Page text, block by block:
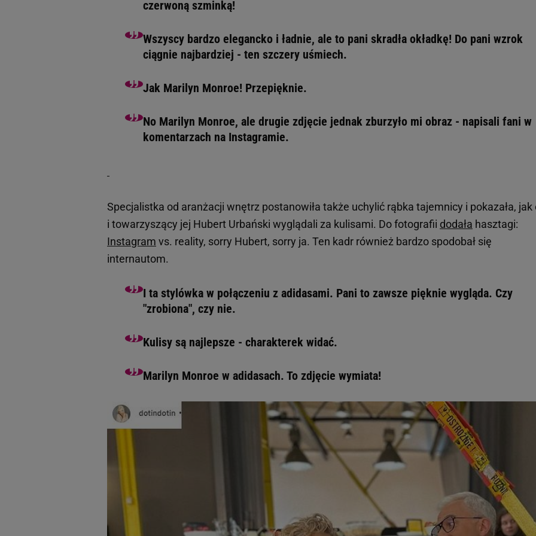
czerwoną szminką!
Wszyscy bardzo elegancko i ładnie, ale to pani skradła okładkę! Do pani wzrok
ciągnie najbardziej - ten szczery uśmiech.
Jak Marilyn Monroe! Przepięknie.
No Marilyn Monroe, ale drugie zdjęcie jednak zburzyło mi obraz - napisali fani w
komentarzach na Instagramie.
Specjalistka od aranżacji wnętrz postanowiła także uchylić rąbka tajemnicy i pokazała, jak
i towarzyszący jej Hubert Urbański wyglądali za kulisami. Do fotografii dodała hasztagi:
Instagram vs. reality, sorry Hubert, sorry ja. Ten kadr również bardzo spodobał się
internautom.
I ta stylówka w połączeniu z adidasami. Pani to zawsze pięknie wygląda. Czy
"zrobiona", czy nie.
Kulisy są najlepsze - charakterek widać.
Marilyn Monroe w adidasach. To zdjęcie wymiata!